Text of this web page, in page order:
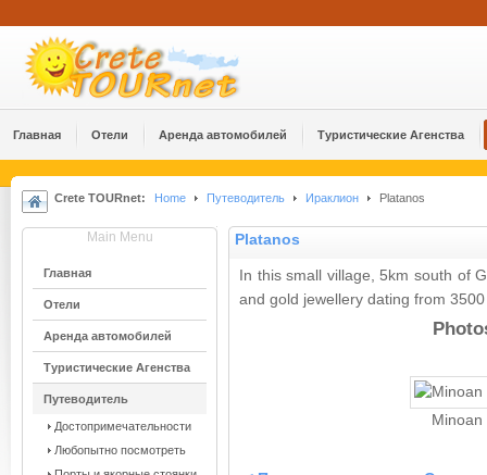
Главная Отели Аренда автомобилей Туристические Агенства
Crete TOURnet: Home Путеводитель Ираклион Platanos
Main Menu
Главная
Отели
Аренда автомобилей
Туристические Агенства
Путеводитель
Достопримечательности
Любопытно посмотреть
Platanos
In this small village, 5km south of
and gold jewellery dating from